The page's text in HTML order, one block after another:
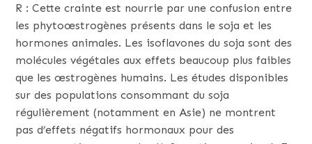
R : Cette crainte est nourrie par une confusion entre
les phytoœstrogènes présents dans le soja et les
hormones animales. Les isoflavones du soja sont des
molécules végétales aux effets beaucoup plus faibles
que les œstrogènes humains. Les études disponibles
sur des populations consommant du soja
régulièrement (notamment en Asie) ne montrent
pas d’effets négatifs hormonaux pour des